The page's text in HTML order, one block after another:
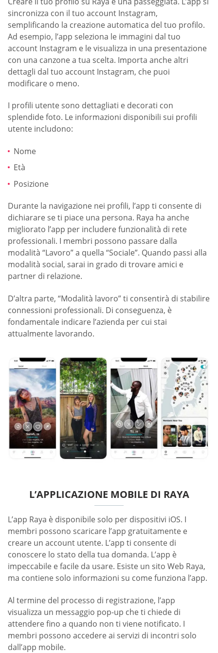
sincronizza con il tuo account Instagram,
semplificando la creazione automatica del tuo profilo.
Ad esempio, l’app seleziona le immagini dal tuo
account Instagram e le visualizza in una presentazione
con una canzone a tua scelta. Importa anche altri
dettagli dal tuo account Instagram, che puoi
modificare o meno.
I profili utente sono dettagliati e decorati con
splendide foto. Le informazioni disponibili sui profili
utente includono:
Nome
Età
Posizione
Durante la navigazione nei profili, l’app ti consente di
dichiarare se ti piace una persona. Raya ha anche
migliorato l’app per includere funzionalità di rete
professionali. I membri possono passare dalla
modalità “Lavoro” a quella “Sociale”. Quando passi alla
modalità social, sarai in grado di trovare amici e
partner di relazione.
D’altra parte, “Modalità lavoro” ti consentirà di stabilire
connessioni professionali. Di conseguenza, è
fondamentale indicare l’azienda per cui stai
attualmente lavorando.
L’APPLICAZIONE MOBILE DI RAYA
L’app Raya è disponibile solo per dispositivi iOS. I
membri possono scaricare l’app gratuitamente e
creare un account utente. L’app ti consente di
conoscere lo stato della tua domanda. L’app è
impeccabile e facile da usare. Esiste un sito Web Raya,
ma contiene solo informazioni su come funziona l’app.
Al termine del processo di registrazione, l’app
visualizza un messaggio pop-up che ti chiede di
attendere fino a quando non ti viene notificato. I
membri possono accedere ai servizi di incontri solo
dall’app mobile.